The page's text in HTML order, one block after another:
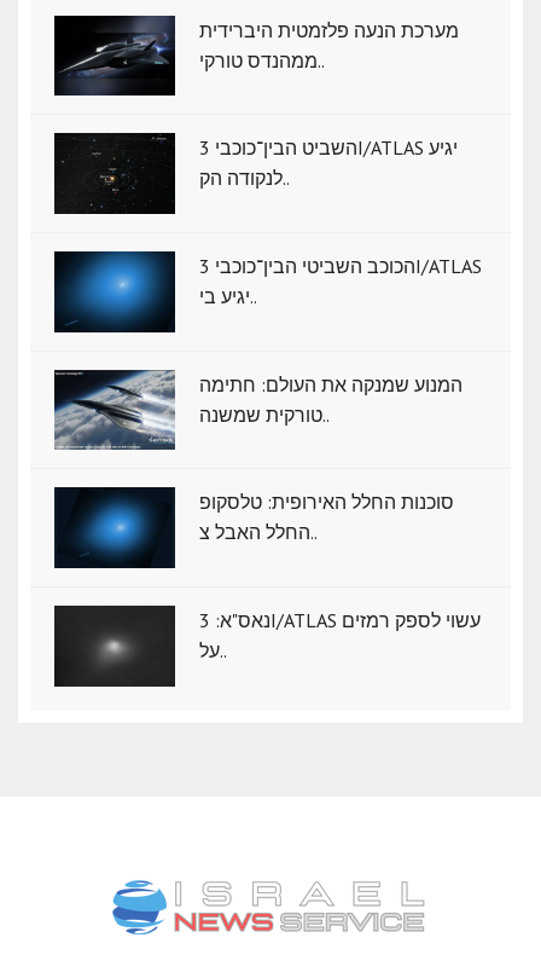
מערכת הנעה פלזמטית היברידית
ממהנדס טורקי..
השביט הבין־כוכבי 3I/ATLAS יגיע
לנקודה הק..
הכוכב השביטי הבין־כוכבי 3I/ATLAS
יגיע בי..
המנוע שמנקה את העולם: חתימה
טורקית שמשנה..
סוכנות החלל האירופית: טלסקופ
החלל האבל צ..
נאס"א: ‏3I/ATLAS עשוי לספק רמזים
על..